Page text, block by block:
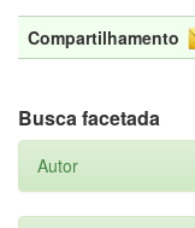
Compartilhamento
Busca facetada
Autor